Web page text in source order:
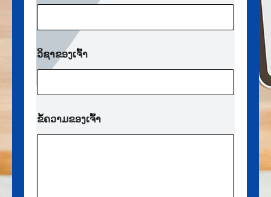
ວິຊາຂອງເຈົ້າ
ຂໍ້ຄວາມຂອງເຈົ້າ